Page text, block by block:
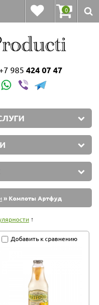
0
985 424 07 47
» Компоты Артфуд
Добавить к сравнению